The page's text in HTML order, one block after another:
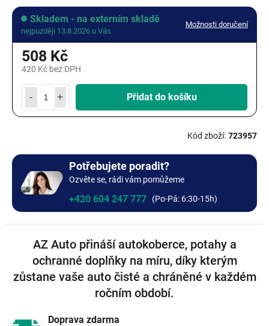
Skladem - na externím skladě
nejpozději 13.8.2026 u Vás
Možnosti doručení
723957
508 Kč
420 Kč bez DPH
Přidat do košíku
Potřebujete poradit?
Ozvěte se, rádi vám pomůžeme
+420 604 247 777
AZ Auto přináší autokoberce, potahy a
ochranné doplňky na míru, díky kterým
zůstane vaše auto čisté a chráněné v každém
ročním období.
Doprava zdarma